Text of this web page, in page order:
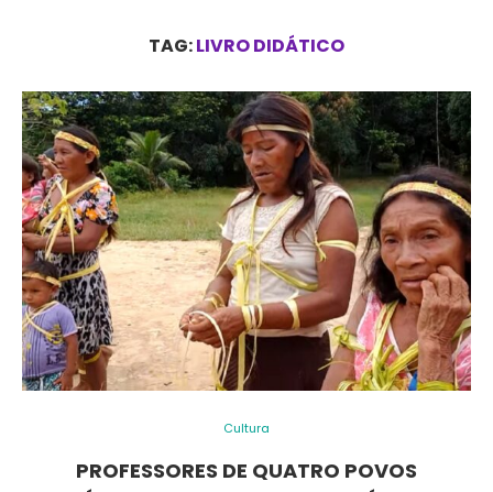
TAG:LIVRO DIDÁTICO
Cultura
PROFESSORES DE QUATRO POVOS